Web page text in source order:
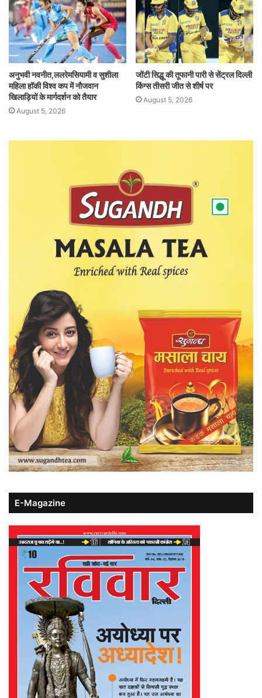
अनुभवी नवनीत,ललरेमसियामी व सुशीला
महिला हॉकी विश्व कप में नौजवान
खिलाड़ियों के मार्गदर्शन को तैयार
August 5, 2026
जोंटी सिद्धू की तूफानी पारी से सेंट्रल दिल्ली
किंग्स तीसरी जीत से शीर्ष पर
August 5, 2026
E-Magazine